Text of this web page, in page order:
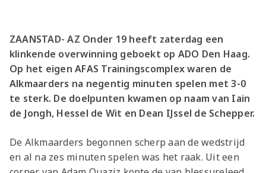
ZAANSTAD- AZ Onder 19 heeft zaterdag een
klinkende overwinning geboekt op ADO Den Haag.
Op het eigen AFAS Trainingscomplex waren de
Alkmaarders na negentig minuten spelen met 3-0
te sterk. De doelpunten kwamen op naam van Iain
de Jongh, Hessel de Wit en Dean IJssel de Schepper.
De Alkmaarders begonnen scherp aan de wedstrijd
en al na zes minuten spelen was het raak. Uit een